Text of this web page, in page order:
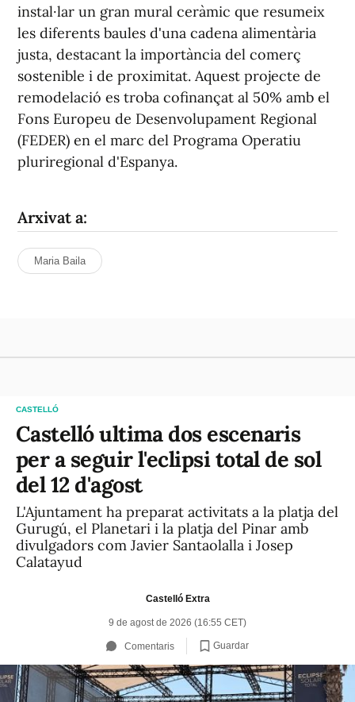
instal·lar un gran mural ceràmic que resumeix
les diferents baules d'una cadena alimentària
justa, destacant la importància del comerç
sostenible i de proximitat. Aquest projecte de
remodelació es troba cofinançat al 50% amb el
Fons Europeu de Desenvolupament Regional
(FEDER) en el marc del Programa Operatiu
pluriregional d'Espanya.
Arxivat a:
Maria Baila
CASTELLÓ
Castelló ultima dos escenaris
per a seguir l'eclipsi total de sol
del 12 d'agost
L'Ajuntament ha preparat activitats a la platja del
Gurugú, el Planetari i la platja del Pinar amb
divulgadors com Javier Santaolalla i Josep
Calatayud
Castelló Extra
9 de agost de 2026 (16:55 CET)
Comentaris Guardar